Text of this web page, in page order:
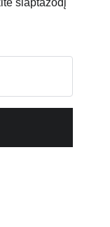
slaptažodį